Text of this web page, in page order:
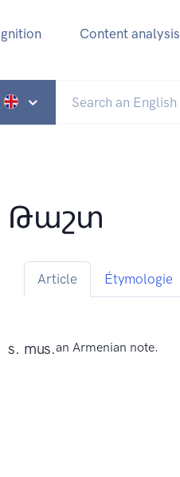
Content analysis
Թաշտ
Article Étymologie
s. mus.an Armenian note.